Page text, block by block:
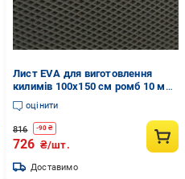
Лист EVA для виготовлення
килимів 100х150 см ромб 10 мм
Чорний (10182902)
оцінити
816 -90 ₴
726 ₴/шт.
Доставимо